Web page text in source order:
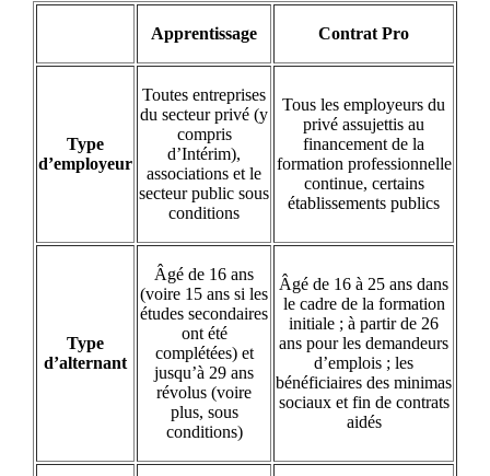
Apprentissage Contrat Pro
Type
d’employeur
Toutes entreprises
du secteur privé (y
compris
d’Intérim),
associations et le
secteur public sous
conditions
Tous les employeurs du
privé assujettis au
financement de la
formation professionnelle
continue, certains
établissements publics
Type
d’alternant
Âgé de 16 ans
(voire 15 ans si les
études secondaires
ont été
complétées) et
jusqu’à 29 ans
révolus (voire
plus, sous
conditions)
Âgé de 16 à 25 ans dans
le cadre de la formation
initiale ; à partir de 26
ans pour les demandeurs
d’emplois ; les
bénéficiaires des minimas
sociaux et fin de contrats
aidés